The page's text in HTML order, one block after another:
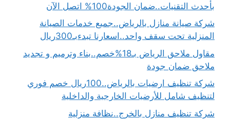
بأحدث التقنيات..ضمان الجودة100% اتصل الآن
شركة صيانة منازل بالرياض..جميع خدمات الصيانة
المنزلية تحت سقف واحد..اسعارنا تبدءبـ300ريال
مقاول ملاحق الرياض بـ18%خصم..بناء وترميم و تجديد
ملاحق ضمان جودة
شركة تنظيف ارضيات بالرياض..100ريال خصم فوري
لتنظيف شامل للأرضيات الخارجية والداخلية
شركة تنظيف منازل بالخرج..نظافة منزلية